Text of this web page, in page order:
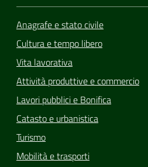
Anagrafe e stato civile
Cultura e tempo libero
Vita lavorativa
Attività produttive e commercio
Lavori pubblici e Bonifica
Catasto e urbanistica
Turismo
Mobilità e trasporti